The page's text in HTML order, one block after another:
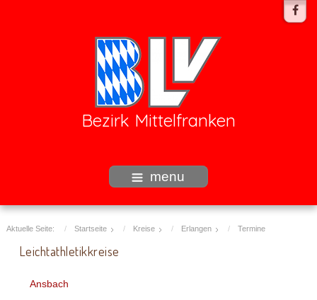
Bezirk Mittelfranken
menu
Aktuelle Seite: Startseite Kreise Erlangen Termine
Leichtathletikkreise
Ansbach